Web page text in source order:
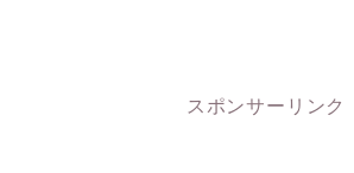
スポンサーリンク